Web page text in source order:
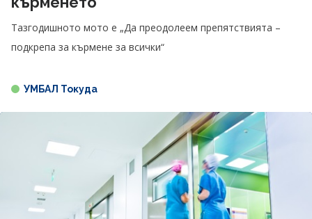
Тазгодишното мото е „Да преодолеем препятствията –
подкрепа за кърмене за всички“
УМБАЛ Токуда